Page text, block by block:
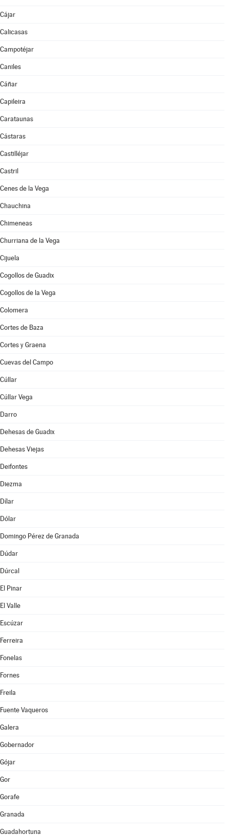
Cájar
Calicasas
Campotéjar
Caniles
Cáñar
Capileira
Carataunas
Cástaras
Castilléjar
Castril
Cenes de la Vega
Chauchina
Chimeneas
Churriana de la Vega
Cijuela
Cogollos de Guadix
Cogollos de la Vega
Colomera
Cortes de Baza
Cortes y Graena
Cuevas del Campo
Cúllar
Cúllar Vega
Darro
Dehesas de Guadix
Dehesas Viejas
Deifontes
Diezma
Dílar
Dólar
Domingo Pérez de Granada
Dúdar
Dúrcal
El Pinar
El Valle
Escúzar
Ferreira
Fonelas
Fornes
Freila
Fuente Vaqueros
Galera
Gobernador
Gójar
Gor
Gorafe
Granada
Guadahortuna